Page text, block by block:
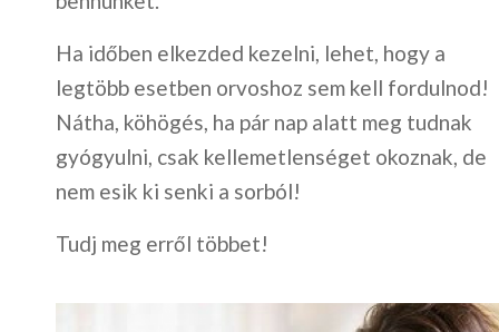
Ha időben elkezded kezelni, lehet, hogy a
legtöbb esetben orvoshoz sem kell fordulnod!
Nátha, köhögés, ha pár nap alatt meg tudnak
gyógyulni, csak kellemetlenséget okoznak, de
nem esik ki senki a sorból!
Tudj meg erről többet!